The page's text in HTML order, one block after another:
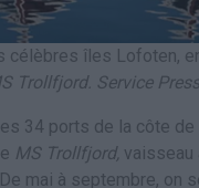
célèbres îles Lofoten,
Trollfjord. Service
34 ports de la côte de
MS Trollfjord, vaisseau
mai à septembre, on